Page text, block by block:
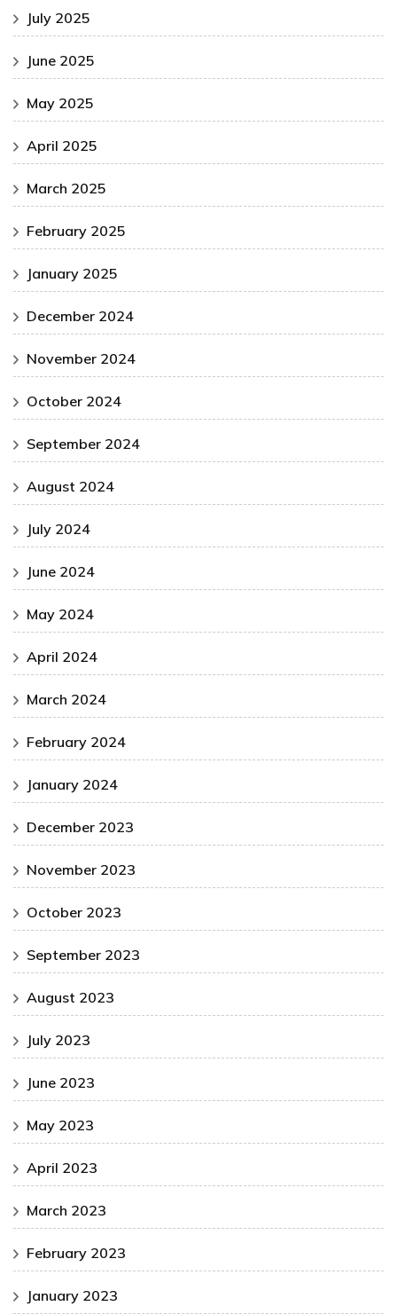
July 2025
June 2025
May 2025
April 2025
March 2025
February 2025
January 2025
December 2024
November 2024
October 2024
September 2024
August 2024
July 2024
June 2024
May 2024
April 2024
March 2024
February 2024
January 2024
December 2023
November 2023
October 2023
September 2023
August 2023
July 2023
June 2023
May 2023
April 2023
March 2023
February 2023
January 2023